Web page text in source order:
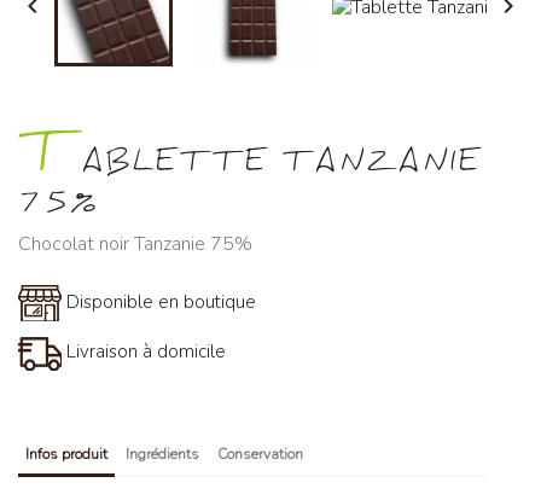
 
T
ABLETTE TANZANIE
75%
Chocolat noir Tanzanie 75%
Disponible en boutique
Livraison à domicile
Infos produit Ingrédients Conservation